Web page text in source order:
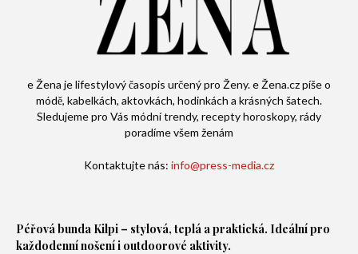
e Žena je lifestylový časopis určený pro Ženy. e Žena.cz píše o
módě, kabelkách, aktovkách, hodinkách a krásných šatech.
Sledujeme pro Vás módní trendy, recepty horoskopy, rády
poradíme všem ženám
Kontaktujte nás: info@press-media.cz
Péřová bunda Kilpi – stylová, teplá a praktická. Ideální pro
každodenní nošení i outdoorové aktivity.